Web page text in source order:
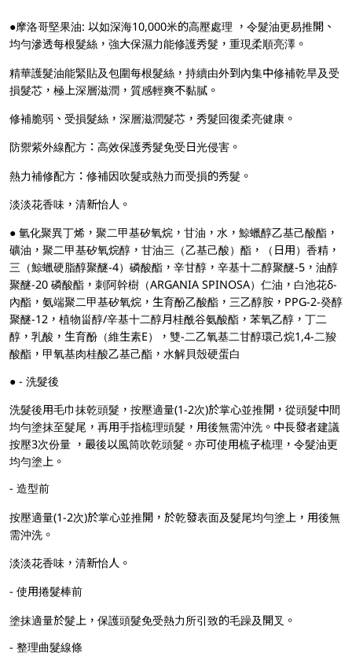
●摩洛哥堅果油: 以如深海10,000米的高壓處理 ，令髮油更易推開、
均勻滲透每根髮絲，強大保濕力能修護秀髮，重現柔順亮澤。
精華護髮油能緊貼及包圍每根髮絲，持續由外到內集中修補乾旱及受
損髮芯，極上深層滋潤，質感輕爽不黏膩。
修補脆弱、受損髮絲，深層滋潤髮芯，秀髮回復柔亮健康。
防禦紫外線配方：高效保護秀髮免受日光侵害。
熱力補修配方：修補因吹髮或熱力而受損的秀髮。
淡淡花香味，清新怡人。
● 氫化聚異丁烯，聚二甲基矽氧烷，甘油，水，鯨蠟醇乙基己酸酯，
礦油，聚二甲基矽氧烷醇，甘油三（乙基己酸）酯，（日用）香精，
三（鯨蠟硬脂醇聚醚-4）磷酸酯，辛甘醇，辛基十二醇聚醚-5，油醇
聚醚-20 磷酸酯，刺阿幹樹（ARGANIA SPINOSA）仁油，白池花δ-
內酯，氨端聚二甲基矽氧烷，生育酚乙酸酯，三乙醇胺，PPG-2-癸醇
聚醚-12，植物甾醇/辛基十二醇月桂酰谷氨酸酯，苯氧乙醇，丁二
醇，乳酸，生育酚（維生素E），雙-二乙氧基二甘醇環己烷1,4-二羧
酸酯，甲氧基肉桂酸乙基己酯，水解貝殼硬蛋白
● - 洗髮後
洗髮後用毛巾抹乾頭髮，按壓適量(1-2次)於掌心並推開，從頭髮中間
均勻塗抹至髮尾，再用手指梳理頭髮，用後​​無需沖洗。中長發者建議
按壓3次份量 ，最後以風筒吹乾頭髮。亦可使用梳子梳理，令髮油更
均勻塗上。
- 造型前
按壓適量(1-2次)於掌心並推開，於乾發表面及髮尾均勻塗上，用後無
需沖洗。
淡淡花香味，清新怡人。
- 使用捲髮棒前
塗抹適量於髮上，保護頭髮免受熱力所引致的毛躁及開叉。
- 整理曲髮線條